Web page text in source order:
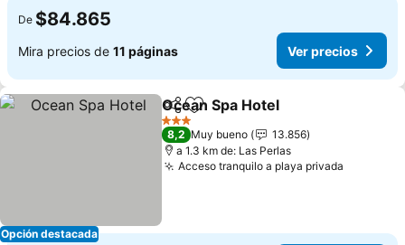
De $84.865
Mira precios de 11 páginas Ver precios
Opción destacada
CompartirAgregar a favoritos
Ocean Spa Hotel
3 Estrellas
8,2 Muy bueno
13.856
a 1.3 km de: Las Perlas
Acceso tranquilo a playa privada